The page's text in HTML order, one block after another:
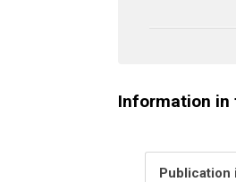
Information in
Publication